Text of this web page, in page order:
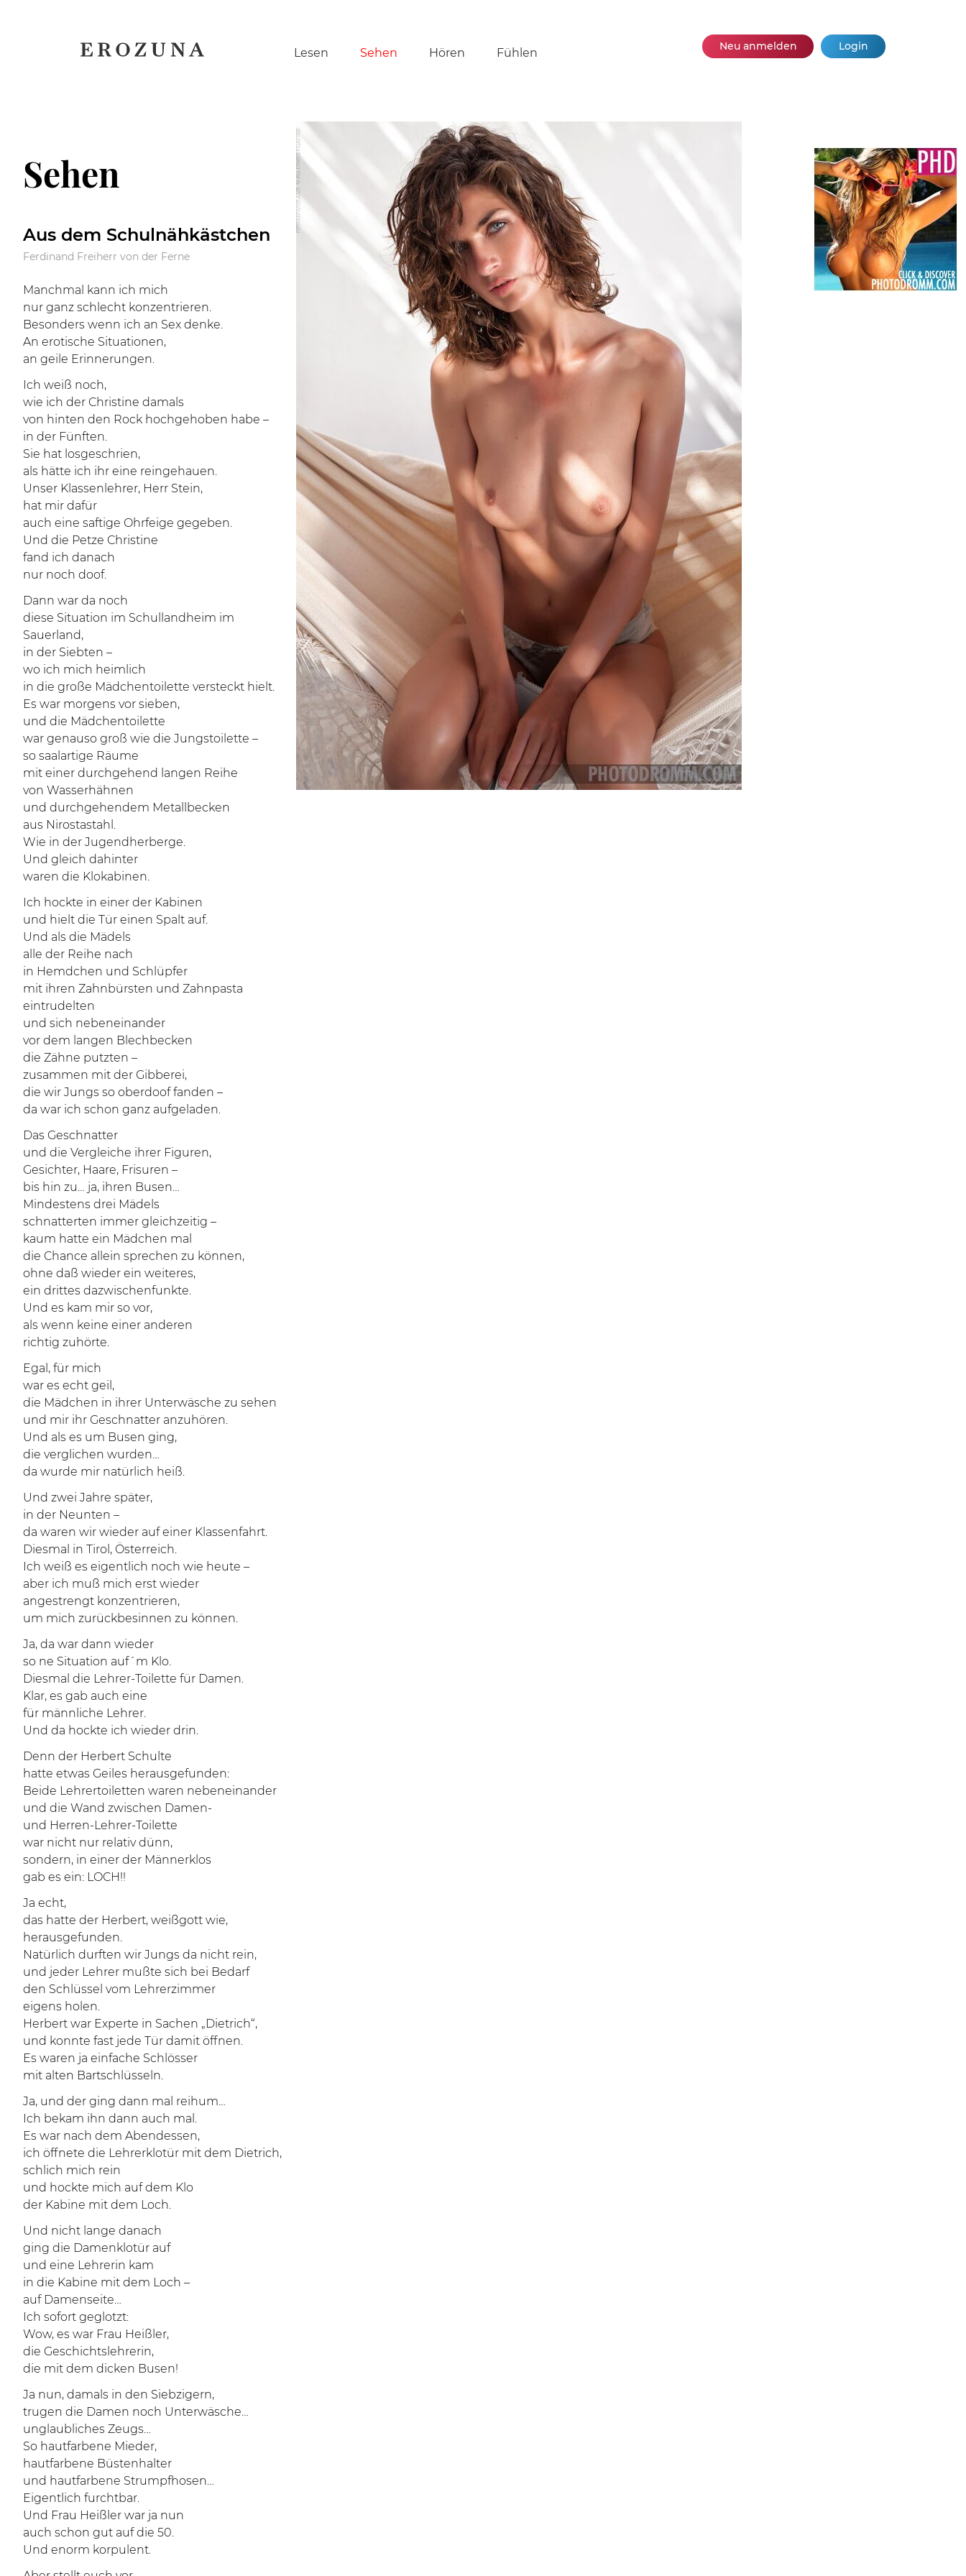
Navigation
Lesen Sehen Hören Fühlen Neu anmelden Login
Sehen
Aus dem Schulnähkästchen
Ferdinand Freiherr von der Ferne
Manchmal kann ich mich
nur ganz schlecht konzentrieren.
Besonders wenn ich an Sex denke.
An erotische Situationen,
an geile Erinnerungen.
Ich weiß noch,
wie ich der Christine damals
von hinten den Rock hochgehoben habe –
in der Fünften.
Sie hat losgeschrien,
als hätte ich ihr eine reingehauen.
Unser Klassenlehrer, Herr Stein,
hat mir dafür
auch eine saftige Ohrfeige gegeben.
Und die Petze Christine
fand ich danach
nur noch doof.
Dann war da noch
diese Situation im Schullandheim im
Sauerland,
in der Siebten –
wo ich mich heimlich
in die große Mädchentoilette versteckt hielt.
Es war morgens vor sieben,
und die Mädchentoilette
war genauso groß wie die Jungstoilette –
so saalartige Räume
mit einer durchgehend langen Reihe
von Wasserhähnen
und durchgehendem Metallbecken
aus Nirostastahl.
Wie in der Jugendherberge.
Und gleich dahinter
waren die Klokabinen.
Ich hockte in einer der Kabinen
und hielt die Tür einen Spalt auf.
Und als die Mädels
alle der Reihe nach
in Hemdchen und Schlüpfer
mit ihren Zahnbürsten und Zahnpasta
eintrudelten
und sich nebeneinander
vor dem langen Blechbecken
die Zähne putzten –
zusammen mit der Gibberei,
die wir Jungs so oberdoof fanden –
da war ich schon ganz aufgeladen.
Das Geschnatter
und die Vergleiche ihrer Figuren,
Gesichter, Haare, Frisuren –
bis hin zu… ja, ihren Busen…
Mindestens drei Mädels
schnatterten immer gleichzeitig –
kaum hatte ein Mädchen mal
die Chance allein sprechen zu können,
ohne daß wieder ein weiteres,
ein drittes dazwischenfunkte.
Und es kam mir so vor,
als wenn keine einer anderen
richtig zuhörte.
Egal, für mich
war es echt geil,
die Mädchen in ihrer Unterwäsche zu sehen
und mir ihr Geschnatter anzuhören.
Und als es um Busen ging,
die verglichen wurden…
da wurde mir natürlich heiß.
Und zwei Jahre später,
in der Neunten –
da waren wir wieder auf einer Klassenfahrt.
Diesmal in Tirol, Österreich.
Ich weiß es eigentlich noch wie heute –
aber ich muß mich erst wieder
angestrengt konzentrieren,
um mich zurückbesinnen zu können.
Ja, da war dann wieder
so ne Situation auf´m Klo.
Diesmal die Lehrer-Toilette für Damen.
Klar, es gab auch eine
für männliche Lehrer.
Und da hockte ich wieder drin.
Denn der Herbert Schulte
hatte etwas Geiles herausgefunden:
Beide Lehrertoiletten waren nebeneinander
und die Wand zwischen Damen-
und Herren-Lehrer-Toilette
war nicht nur relativ dünn,
sondern, in einer der Männerklos
gab es ein: LOCH!!
Ja echt,
das hatte der Herbert, weißgott wie,
herausgefunden.
Natürlich durften wir Jungs da nicht rein,
und jeder Lehrer mußte sich bei Bedarf
den Schlüssel vom Lehrerzimmer
eigens holen.
Herbert war Experte in Sachen „Dietrich“,
und konnte fast jede Tür damit öffnen.
Es waren ja einfache Schlösser
mit alten Bartschlüsseln.
Ja, und der ging dann mal reihum…
Ich bekam ihn dann auch mal.
Es war nach dem Abendessen,
ich öffnete die Lehrerklotür mit dem Dietrich,
schlich mich rein
und hockte mich auf dem Klo
der Kabine mit dem Loch.
Und nicht lange danach
ging die Damenklotür auf
und eine Lehrerin kam
in die Kabine mit dem Loch –
auf Damenseite…
Ich sofort geglotzt:
Wow, es war Frau Heißler,
die Geschichtslehrerin,
die mit dem dicken Busen!
Ja nun, damals in den Siebzigern,
trugen die Damen noch Unterwäsche…
unglaubliches Zeugs…
So hautfarbene Mieder,
hautfarbene Büstenhalter
und hautfarbene Strumpfhosen…
Eigentlich furchtbar.
Und Frau Heißler war ja nun
auch schon gut auf die 50.
Und enorm korpulent.